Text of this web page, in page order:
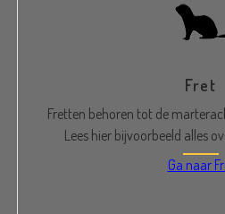
Fret
Fretten behoren tot de
Lees hier bijvoorbeeld alles
Ga naar